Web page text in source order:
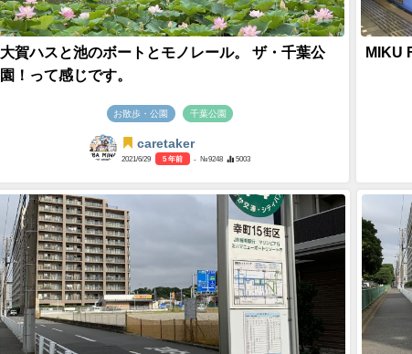
大賀ハスと池のボートとモノレール。 ザ・千葉公
園！って感じです。
お散歩・公園 千葉公園
caretaker
2021/6/29 5 年前 - №9248 5003
MIKU